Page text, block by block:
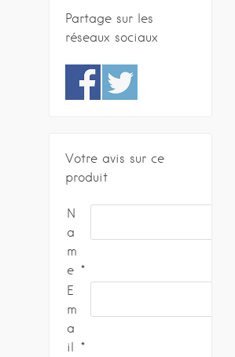
Partage sur les
réseaux sociaux
Votre avis sur ce
produit
N
a
m
e
E
m
a
il